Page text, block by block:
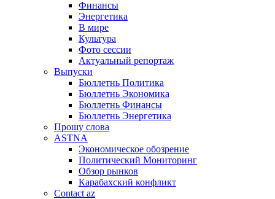
Финансы
Энергетика
В мире
Культура
Фото сессии
Актуальный репортаж
Выпуски
Бюллетнь Политика
Бюллетнь Экономика
Бюллетнь Финансы
Бюллетнь Энергетика
Прошу слова
ASTNA
Экономическое обозрение
Политический Мониторинг
Обзор рынков
Карабахский конфликт
Contact az